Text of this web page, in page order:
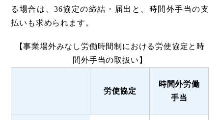
る場合は、36協定の締結・届出と、時間外手当の支
払いも求められます。
【事業場外みなし労働時間制における労使協定と時
間外手当の取扱い】
労使協定
時間外労働
手当